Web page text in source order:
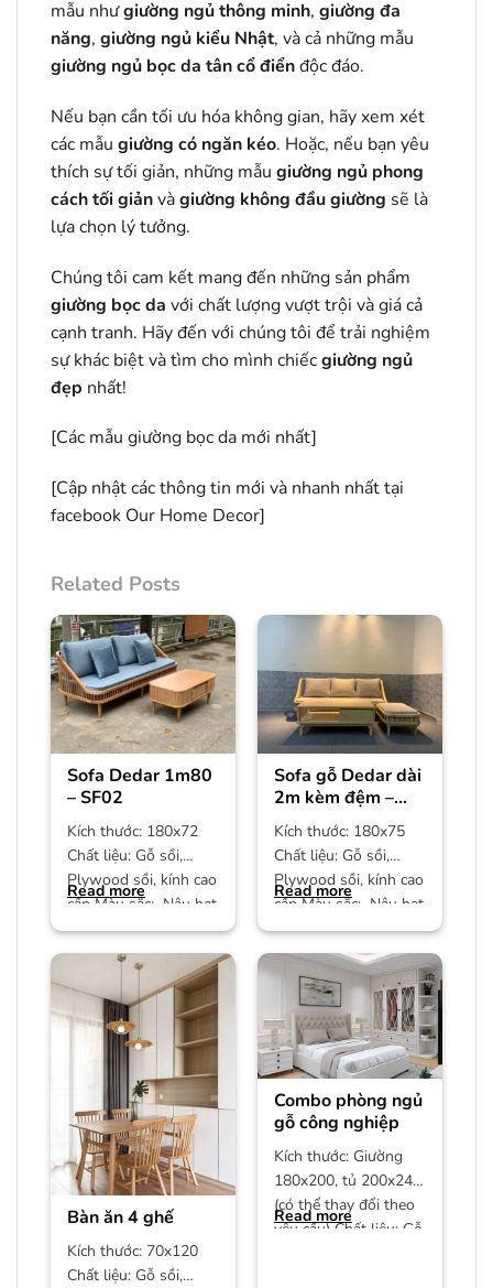
mẫu nhưgiường ngủ thông minh, giường đa
năng, giường ngủ kiểu Nhật, và cả những mẫu
giường ngủ bọc da tân cổ điểnđộc đáo.
Nếu bạn cần tối ưu hóa không gian, hãy xem xét
các mẫu giường có ngăn kéo. Hoặc, nếu bạn yêu
thích sự tối giản, những mẫu giường ngủ phong
cách tối giảnvàgiường không đầu giường sẽ là
lựa chọn lý tưởng.
Chúng tôi cam kết mang đến những sản phẩm
giường bọc da với chất lượng vượt trội và giá cả
cạnh tranh. Hãy đến với chúng tôi để trải nghiệm
sự khác biệt và tìm cho mình chiếcgiường ngủ
đẹp nhất!
[Các mẫu giường bọc da mới nhất]
[Cập nhật các thông tin mới và nhanh nhất tại
facebook Our Home Decor]
Related Posts
Sofa Dedar 1m80
– SF02
Kích thước: 180x72
Chất liệu: Gỗ sồi,
Plywood sồi, kính cao
cấp Màu sắc: Nâu hạt
dẻ Bảo hành: 12
Read more
Sofa gỗ Dedar dài
2m kèm đệm –
SF01
Kích thước: 180x75
Chất liệu: Gỗ sồi,
Plywood sồi, kính cao
cấp Màu sắc: Nâu hạt
dẻ Bảo hành: 12
Read more
Bàn ăn 4 ghế
Kích thước: 70x120
Chất liệu: Gỗ sồi,
Combo phòng ngủ
gỗ công nghiệp
Kích thước: Giường
180x200, tủ 200x240
(có thể thay đổi theo
yêu cầu) Chất liệu: Gỗ
Read more